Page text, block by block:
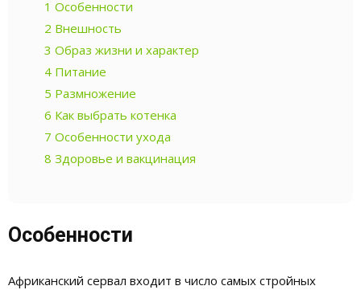
1 Особенности
2 Внешность
3 Образ жизни и характер
4 Питание
5 Размножение
6 Как выбрать котенка
7 Особенности ухода
8 Здоровье и вакцинация
Особенности
Африканский сервал входит в число самых стройных